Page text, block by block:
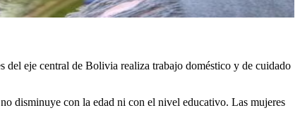
del eje central de Bolivia realiza trabajo doméstico y de cuidado
disminuye con la edad ni con el nivel educativo. Las mujeres